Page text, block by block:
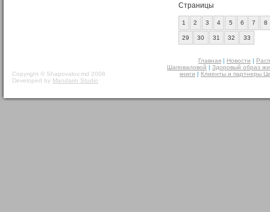
Страницы
1 2 3 4 5 6 7 8
29 30 31 32 33
Copyright © Shapovalov.md 2008
Developed by Mandarin Studio
Главная | Новости |
Шаповаловой | Здоровый образ
книги | Клиенты и партнеры